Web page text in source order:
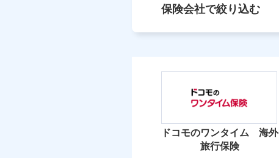
保険会社で絞り込む
ドコモのワンタイム 海外
旅行保険